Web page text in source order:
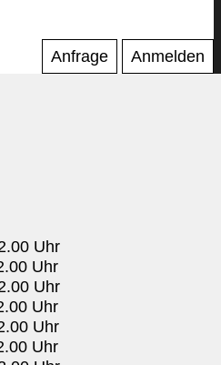
Anfrage Anmelden
Uhr
Uhr
Uhr
Uhr
Uhr
Uhr